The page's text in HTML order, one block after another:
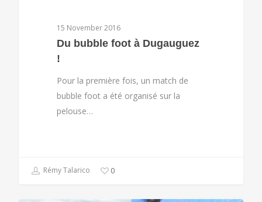
15 November 2016
Du bubble foot à Dugauguez
!
Pour la première fois, un match de
bubble foot a été organisé sur la
pelouse…
Rémy Talarico 0